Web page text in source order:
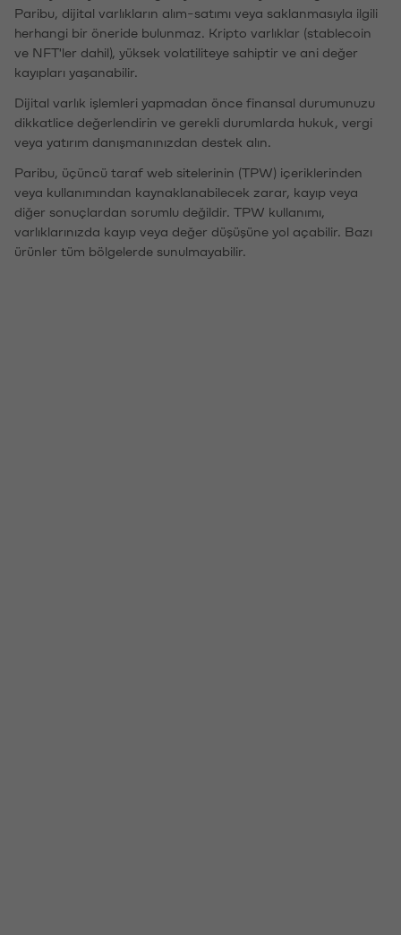
Paribu, dijital varlıkların alım-satımı veya saklanmasıyla ilgili
herhangi bir öneride bulunmaz. Kripto varlıklar (stablecoin
ve NFT'ler dahil), yüksek volatiliteye sahiptir ve ani değer
kayıpları yaşanabilir.
Dijital varlık işlemleri yapmadan önce finansal durumunuzu
dikkatlice değerlendirin ve gerekli durumlarda hukuk, vergi
veya yatırım danışmanınızdan destek alın.
Paribu, üçüncü taraf web sitelerinin (TPW) içeriklerinden
veya kullanımından kaynaklanabilecek zarar, kayıp veya
diğer sonuçlardan sorumlu değildir. TPW kullanımı,
varlıklarınızda kayıp veya değer düşüşüne yol açabilir. Bazı
ürünler tüm bölgelerde sunulmayabilir.